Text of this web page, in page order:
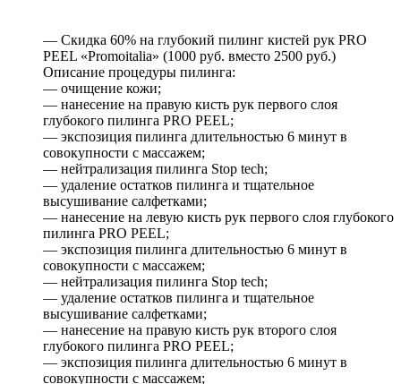
— Скидка 60% на глубокий пилинг кистей рук PRO
PEEL «Promoitalia» (1000 руб. вместо 2500 руб.)
Описание процедуры пилинга:
— очищение кожи;
— нанесение на правую кисть рук первого слоя
глубокого пилинга PRO PEEL;
— экспозиция пилинга длительностью 6 минут в
совокупности с массажем;
— нейтрализация пилинга Stop tech;
— удаление остатков пилинга и тщательное
высушивание салфетками;
— нанесение на левую кисть рук первого слоя глубокого
пилинга PRO PEEL;
— экспозиция пилинга длительностью 6 минут в
совокупности с массажем;
— нейтрализация пилинга Stop tech;
— удаление остатков пилинга и тщательное
высушивание салфетками;
— нанесение на правую кисть рук второго слоя
глубокого пилинга PRO PEEL;
— экспозиция пилинга длительностью 6 минут в
совокупности с массажем;